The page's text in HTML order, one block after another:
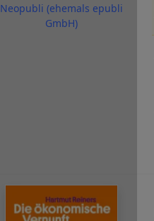
Neopubli (ehemals epubli
GmbH)